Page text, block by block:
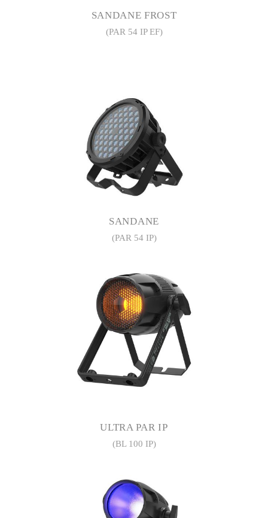
SANDANE FROST
(PAR 54 IP EF)
SANDANE
(PAR 54 IP)
ULTRA PAR IP
(BL 100 IP)